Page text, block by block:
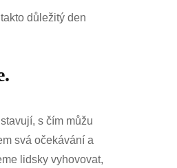
důležitý den
s čím můžu
svá očekávání a
lidsky vyhovovat,